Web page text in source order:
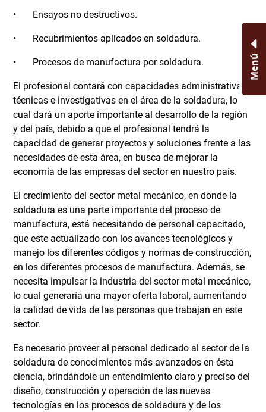
• Ensayos no destructivos.
• Recubrimientos aplicados en soldadura.
• Procesos de manufactura por soldadura.
El profesional contará con capacidades administrativas,
técnicas e investigativas en el área de la soldadura, lo
cual dará un aporte importante al desarrollo de la región
y del país, debido a que el profesional tendrá la
capacidad de generar proyectos y soluciones frente a las
necesidades de esta área, en busca de mejorar la
economía de las empresas del sector en nuestro país.
El crecimiento del sector metal mecánico, en donde la
soldadura es una parte importante del proceso de
manufactura, está necesitando de personal capacitado,
que este actualizado con los avances tecnológicos y
manejo los diferentes códigos y normas de construcción,
en los diferentes procesos de manufactura. Además, se
necesita impulsar la industria del sector metal mecánico,
lo cual generaría una mayor oferta laboral, aumentando
la calidad de vida de las personas que trabajan en este
sector.
Es necesario proveer al personal dedicado al sector de la
soldadura de conocimientos más avanzados en ésta
ciencia, brindándole un entendimiento claro y preciso del
diseño, construcción y operación de las nuevas
tecnologías en los procesos de soldadura y de los
Menú